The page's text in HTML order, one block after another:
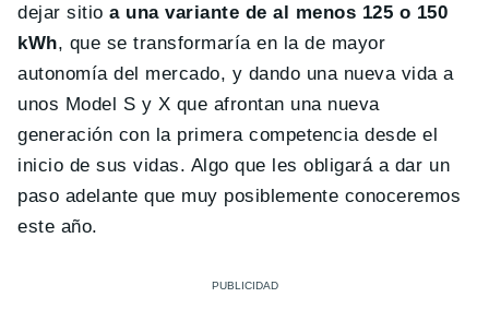
dejar sitioa una variante de al menos 125 o 150
kWh, que se transformaría en la de mayor
autonomía del mercado, y dando una nueva vida a
unos Model S y X que afrontan una nueva
generación con la primera competencia desde el
inicio de sus vidas. Algo que les obligará a dar un
paso adelante que muy posiblemente conoceremos
este año.